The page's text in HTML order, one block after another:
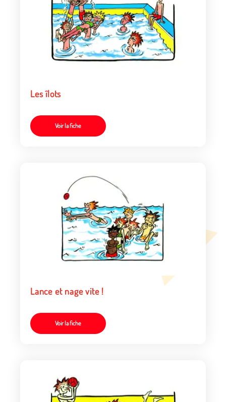
Les îlots
Voir la fiche
Lance et nage vite !
Voir la fiche